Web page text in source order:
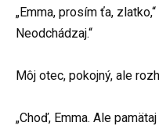
„Emma, prosím ťa,
Neodchádzaj.“
Môj otec, pokojný, ale
„Choď, Emma. Ale